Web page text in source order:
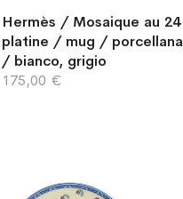
Hermès / Mosaique au 24
platine / mug / porcellana
/ bianco, grigio
175,00 €